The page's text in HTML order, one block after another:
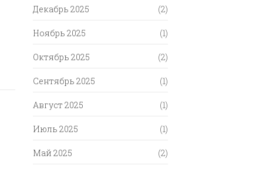
Декабрь 2025 (2)
Ноябрь 2025 (1)
Октябрь 2025 (2)
Сентябрь 2025 (1)
Август 2025 (1)
Июль 2025 (1)
Май 2025 (2)